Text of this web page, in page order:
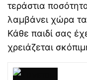
τεράστια
λαμβάνει χώρα
Κάθε παιδί σας
χρειάζεται